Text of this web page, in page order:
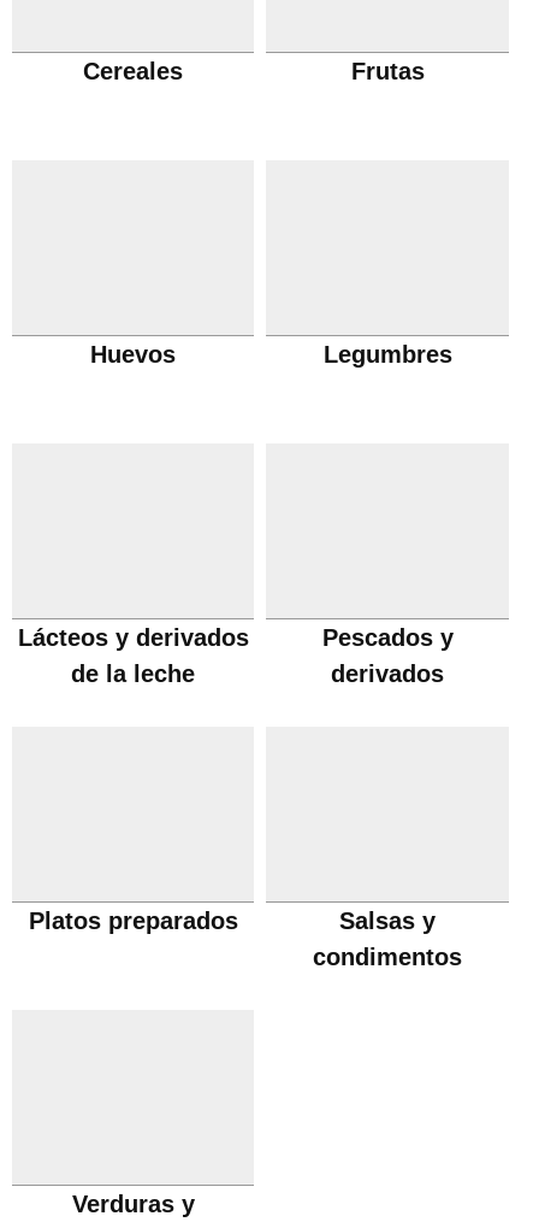
Cereales Frutas
Huevos Legumbres
Lácteos y derivados
de la leche
Pescados y
derivados
Platos preparados
Salsas y
condimentos
Verduras y